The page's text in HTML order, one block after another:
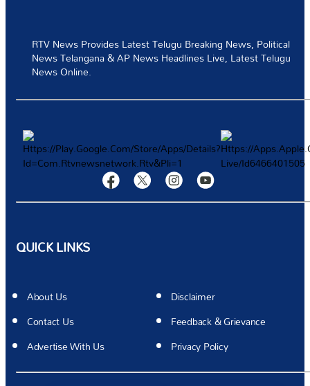
పొందండి!
ప్రత్యేకమైన ఆఫర్‌లు మరియు తాజా వార్తలను పొందిన
మొదటి వ్యక్తి అవ్వండి
RTV News Provides Latest Telugu Breaking News, Political
News Telangana & AP News Headlines Live, Latest Telugu
News Online.
QUICK LINKS
About Us
Disclaimer
Contact Us
Feedback & Grievance
Advertise With Us
Privacy Policy